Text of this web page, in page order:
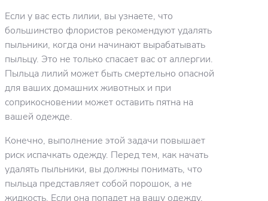
Если у вас есть лилии, вы узнаете, что
большинство флористов рекомендуют удалять
пыльники, когда они начинают вырабатывать
пыльцу. Это не только спасает вас от аллергии.
Пыльца лилий может быть смертельно опасной
для ваших домашних животных и при
соприкосновении может оставить пятна на
вашей одежде.
Конечно, выполнение этой задачи повышает
риск испачкать одежду. Перед тем, как начать
удалять пыльники, вы должны понимать, что
пыльца представляет собой порошок, а не
жидкость. Если она попадет на вашу одежду,